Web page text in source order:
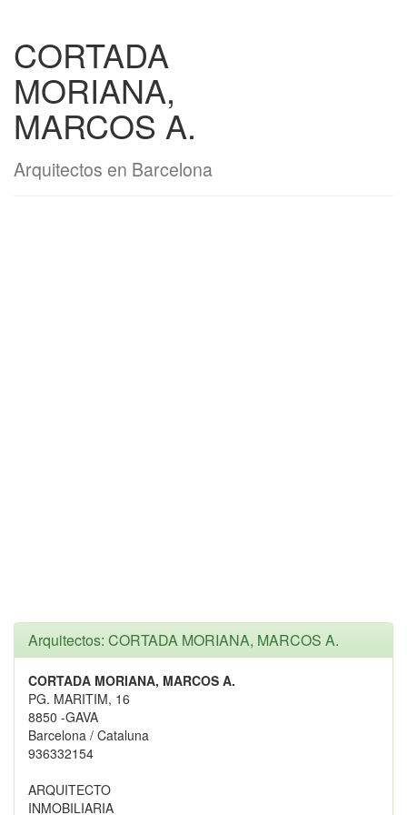
CORTADA
MORIANA,
MARCOS A.
Arquitectos en Barcelona
Arquitectos: CORTADA MORIANA, MARCOS A.
CORTADA MORIANA, MARCOS A.
PG. MARITIM, 16
8850 -GAVA
Barcelona / Cataluna
936332154
ARQUITECTO
INMOBILIARIA